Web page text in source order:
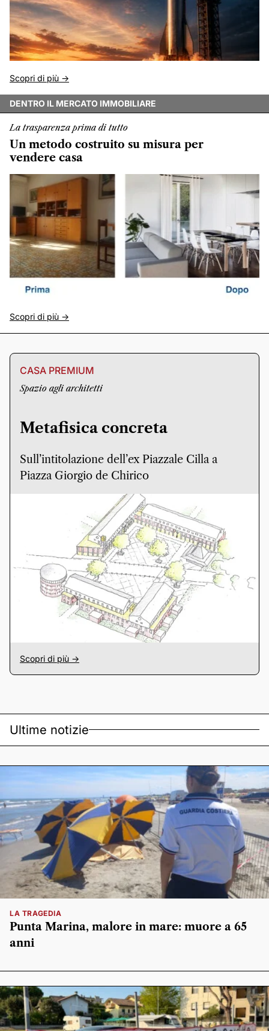
Scopri di più ->
DENTRO IL MERCATO IMMOBILIARE
La trasparenza prima di tutto
Un metodo costruito su misura per
vendere casa
Scopri di più ->
CASA PREMIUM
Spazio agli architetti
Metafisica concreta
Sull’intitolazione dell’ex Piazzale Cilla a
Piazza Giorgio de Chirico
Scopri di più ->
Ultime notizie
LA TRAGEDIA
Punta Marina, malore in mare: muore a 65
anni